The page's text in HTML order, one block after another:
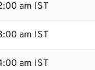
am IST
am IST
am IST